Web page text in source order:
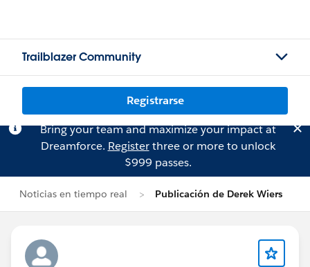
Trailblazer Community
Registrarse
Bring your team and maximize your impact at
Dreamforce. Registerthree or more to unlock
$999 passes.
Noticias en tiempo real Publicación de Derek Wiers